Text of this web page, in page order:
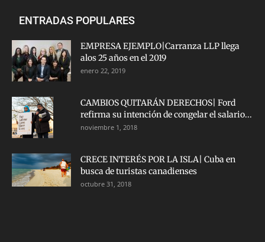
ENTRADAS POPULARES
EMPRESA EJEMPLO|Carranza LLP llega
alos 25 años en el 2019
enero 22, 2019
CAMBIOS QUITARÁN DERECHOS| Ford
refirma su intención de congelar el salario...
noviembre 1, 2018
CRECE INTERÉS POR LA ISLA| Cuba en
busca de turistas canadienses
octubre 31, 2018